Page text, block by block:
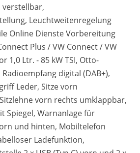
verstellbar,
Leuchtweitenregelung
Online Dienste Vorbereitung
Plus / VW Connect / VW
1,0 Ltr. - 85 kW TSI, Otto-
digital (DAB+),
Leder, Sitze vorn
vorn rechts umklappbar,
Spiegel, Warnanlage für
und hinten, Mobiltelefon
Ladefunktion,